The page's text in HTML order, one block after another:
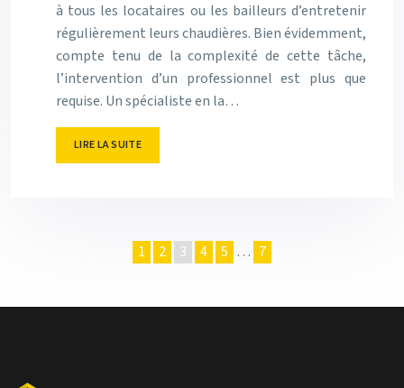
à tous les locataires ou les bailleurs d’entretenir
régulièrement leurs chaudières. Bien évidemment,
compte tenu de la complexité de cette tâche,
l’intervention d’un professionnel est plus que
requise. Un spécialiste en la…
LIRE LA SUITE
1 2 3 4 5 … 7